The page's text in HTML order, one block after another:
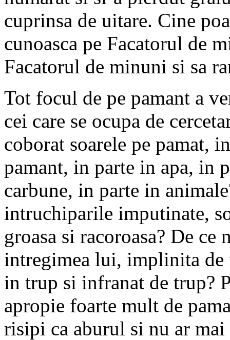
cuprinsa de uitare. Cine
cunoasca pe Facatorul de
Facatorul de minuni si sa
Tot focul de pe pamant a
cei care se ocupa de
coborat soarele pe pamat,
pamant, in parte in apa, in
carbune, in parte in
intruchiparile imputinate,
groasa si racoroasa? De
intregimea lui, implinita
in trup si infranat de trup?
apropie foarte mult de
risipi ca aburul si nu ar mai